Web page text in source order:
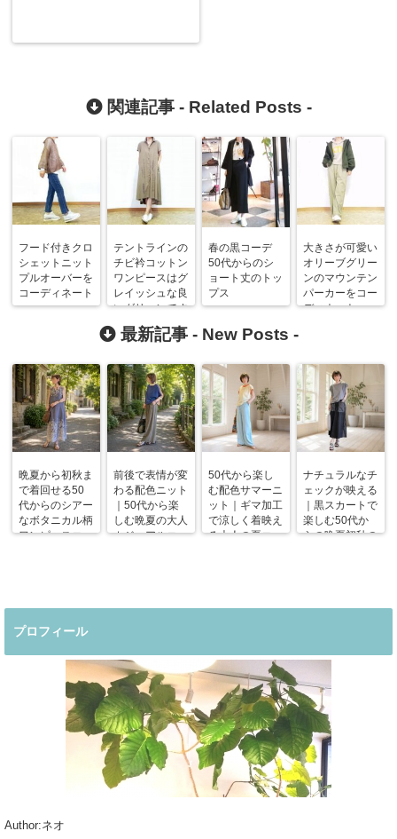
関連記事 - Related Posts -
フード付きクロ
シェットニット
プルオーバーを
コーディネート
テントラインの
チビ衿コットン
ワンピースはグ
レイッシュな良
いグリーンです
春の黒コーデ
50代からのシ
ョート丈のトッ
プス
大きさが可愛い
オリーブグリー
ンのマウンテン
パーカーをコー
ディネート
最新記事 - New Posts -
晩夏から初秋ま
で着回せる50
代からのシアー
なボタニカル柄
ワンピースコー
前後で表情が変
わる配色ニット
｜50代から楽
しむ晩夏の大人
カジュアルコー
50代から楽し
む配色サマーニ
ット｜ギマ加工
で涼しく着映え
る大人の夏コー
ナチュラルなチ
ェックが映える
｜黒スカートで
楽しむ50代か
らの晩夏初秋の
プロフィール
Author:ネオ